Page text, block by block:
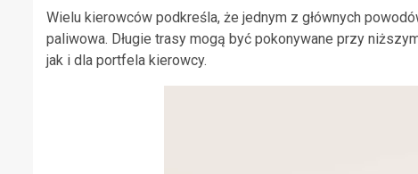
Wielu kierowców podkreśla, że jednym z głównych
paliwowa. Długie trasy mogą być pokonywane przy
jak i dla portfela kierowcy.